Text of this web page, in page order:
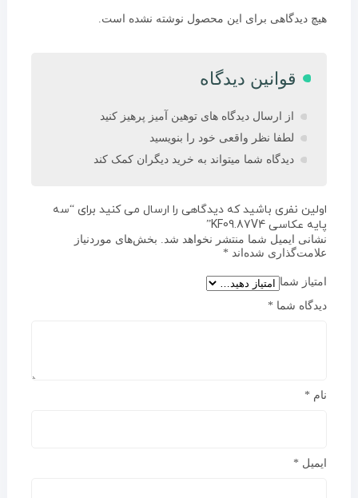
هیچ دیدگاهی برای این محصول نوشته نشده است.
قوانین دیدگاه
از ارسال دیدگاه های توهین آمیز پرهیز کنید
لطفا نظر واقعی خود را بنویسید
دیدگاه شما میتواند به خرید دیگران کمک کند
اولین نفری باشید که دیدگاهی را ارسال می کنید برای “سه
پایه عکاسی KF09.87V4”
نشانی ایمیل شما منتشر نخواهد شد.
بخش‌های موردنیاز
علامت‌گذاری شده‌اند *
امتیاز شما
دیدگاه شما *
نام *
ایمیل *